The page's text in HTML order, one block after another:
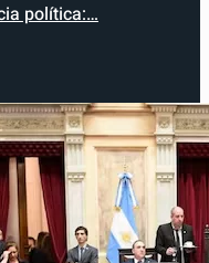
política:…